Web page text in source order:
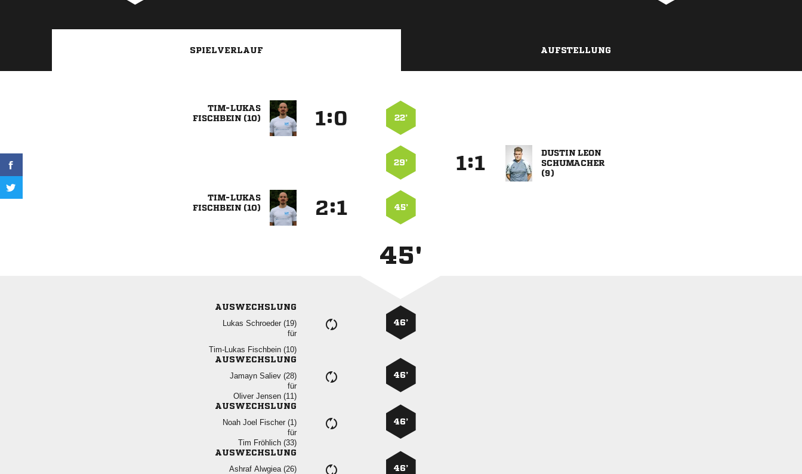
SPIELVERLAUF AUFSTELLUNG

 
: 22’
29’ :
 



 
: 45’
45'
AUSWECHSLUNG
  
für
  
46’
AUSWECHSLUNG
  
für
  
46’
AUSWECHSLUNG
   
für
  
46’
AUSWECHSLUNG
  
46’